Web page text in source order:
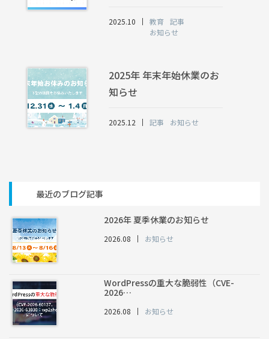
2025.10 教育
記事
お知らせ
2025年 年末年始休業のお
知らせ
2025.12 記事 お知らせ
最近のブログ記事
2026年 夏季休業のお知らせ
2026.08 お知らせ
WordPressの重大な脆弱性（CVE-
2026…
2026.08 お知らせ